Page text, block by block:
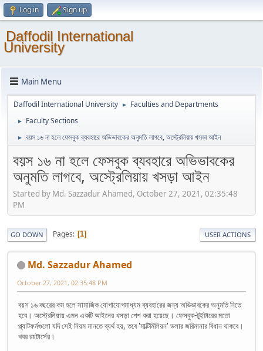
Log in Sign up
Daffodil International
University
Main Menu
Daffodil International University ► Faculties and Departments
► Faculty Sections
► বয়স ১৬ না হলে ফেসবুক ব্যবহারে অভিভাবকের অনুমতি লাগবে, অস্ট্রেলিয়ায় খসড়া আইন
বয়স ১৬ না হলে ফেসবুক ব্যবহারে অভিভাবকের
অনুমতি লাগবে, অস্ট্রেলিয়ায় খসড়া আইন
Started by Md. Sazzadur Ahamed, October 27, 2021, 02:35:48
PM
GO DOWN Pages 1 USER ACTIONS
Md. Sazzadur Ahamed
October 27, 2021, 02:35:48 PM
বয়স ১৬ বছরের কম হলে সামাজিক যোগাযোগমাধ্যম ব্যবহারের জন্য অভিভাবকের অনুমতি নিতে
হবে। অস্ট্রেলিয়ায় এমন একটি আইনের খসড়া পেশ করা হয়েছে। ফেসবুক-টুইটারের মতো
প্ল্যাটফর্মগুলো যদি সেই নিয়ম মানতে ব্যর্থ হয়, তবে 'মাল্টিমিলিয়ন' ডলার জরিমানার বিধান থাকবে।
খবর রয়টার্সের।